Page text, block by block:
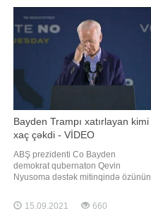
bildiriblər ki, oğlanlar çox vaxt
bacıların gözəlliyin
Bayden Trampı xatırlayan kimi
xaç çəkdi - VİDEO
ABŞ prezidenti Co Bayden
demokrat qubernaton Qevin
Nyusoma dəstək mitinqində özünün
xatırlayıb. -ın -a istinadən
məlumatına görə, o bildirib ki,
15.09.2021 660